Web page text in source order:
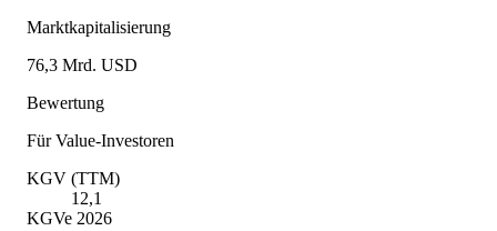
Marktkapitalisierung
76,3 Mrd. USD
Bewertung
Für Value-Investoren
KGV (TTM)
12,1
KGVe 2026